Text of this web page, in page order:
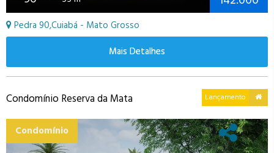
Pedra 90,Cuiabá - Mato Grosso
Mais Detalhes
Condomínio Reserva da Mata Lançamento
Condomínio